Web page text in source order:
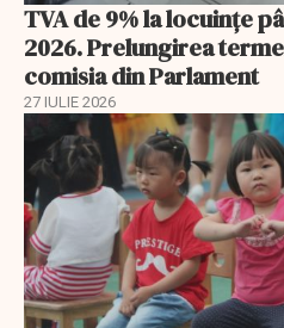
TVA de 9% la locuințe
2026. Prelungirea
comisia din Parlament
27 IULIE 2026